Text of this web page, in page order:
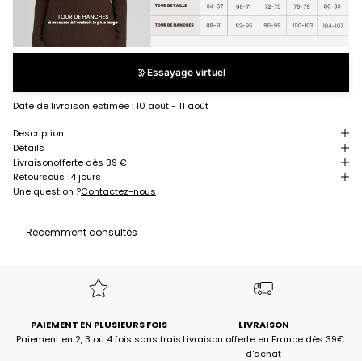
Essayage virtuel
Date de livraison estimée :10 août - 11 août
Description
Détails
Livraisonofferte dès 39 €
Retoursous 14 jours
Une question ?Contactez-nous
Récemment consultés
PAIEMENT EN PLUSIEURS FOIS
Paiement en 2, 3 ou 4 fois sans frais
LIVRAISON
Livraison offerte en France dès 39€
d'achat